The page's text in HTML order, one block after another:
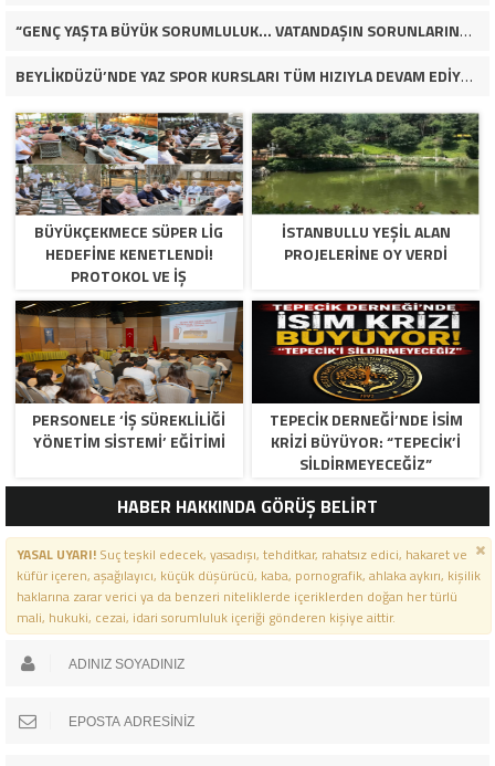
“GENÇ YAŞTA BÜYÜK SORUMLULUK… VATANDAŞIN SORUNLARINA ÇÖZÜM ARIYOR!”
BEYLİKDÜZÜ’NDE YAZ SPOR KURSLARI TÜM HIZIYLA DEVAM EDİYOR
BÜYÜKÇEKMECE SÜPER LİG
HEDEFİNE KENETLENDİ!
PROTOKOL VE İŞ
DÜNYASINDAN BASKETBOL
TAKIMINA TAM DESTEK…
İSTANBULLU YEŞİL ALAN
PROJELERİNE OY VERDİ
PERSONELE ‘İŞ SÜREKLİLİĞİ
YÖNETİM SİSTEMİ’ EĞİTİMİ
TEPECİK DERNEĞİ’NDE İSİM
KRİZİ BÜYÜYOR: “TEPECİK’İ
SİLDİRMEYECEĞİZ”
HABER HAKKINDA GÖRÜŞ BELİRT
YASAL UYARI!Suç teşkil edecek, yasadışı, tehditkar, rahatsız edici, hakaret ve
küfür içeren, aşağılayıcı, küçük düşürücü, kaba, pornografik, ahlaka aykırı, kişilik
haklarına zarar verici ya da benzeri niteliklerde içeriklerden doğan her türlü
mali, hukuki, cezai, idari sorumluluk içeriği gönderen kişiye aittir.